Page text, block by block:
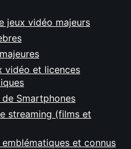
jeux vidéo majeurs
vidéo et licences
Smartphones
streaming (films et
et connus